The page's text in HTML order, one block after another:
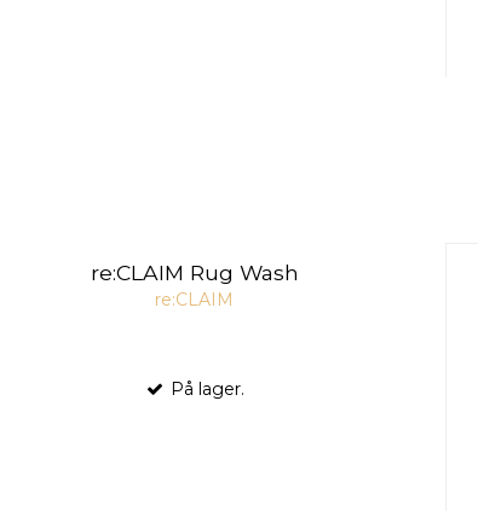
re:CLAIM Rug Wash
re:CLAIM
På lager.